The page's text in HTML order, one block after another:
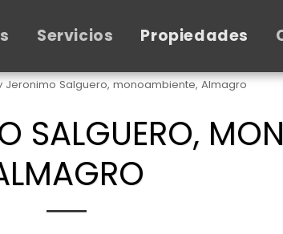
Servicios Propiedades
Jeronimo Salguero, monoambiente, Almagro
SALGUERO,